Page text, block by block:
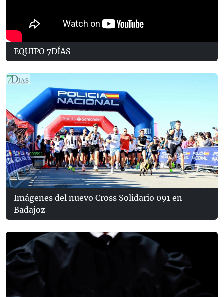
EQUIPO 7DÍAS
Imágenes del nuevo Cross Solidario 091 en
Badajoz